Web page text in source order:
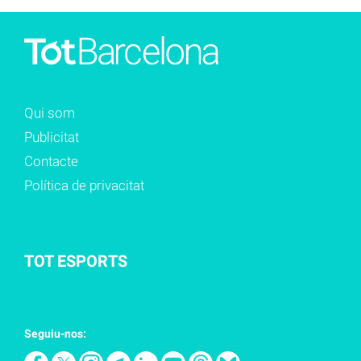
Qui som
Publicitat
Contacte
Política de privacitat
TOT ESPORTS
Seguiu-nos: